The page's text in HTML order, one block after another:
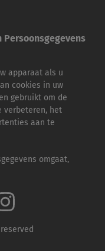
Persoonsgegevens
apparaat als u
cookies in uw
gebruikt om de
verbeteren, het
aan te
omgaat,